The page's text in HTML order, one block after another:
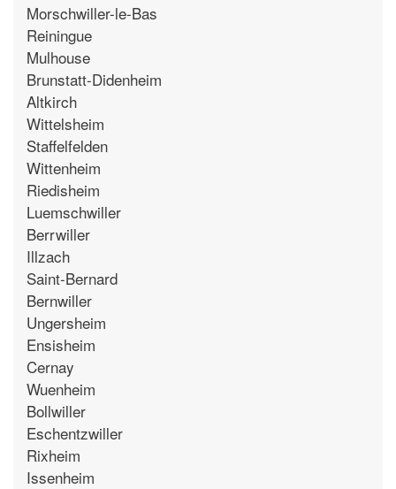
Morschwiller-le-Bas
Reiningue
Mulhouse
Brunstatt-Didenheim
Altkirch
Wittelsheim
Staffelfelden
Wittenheim
Riedisheim
Luemschwiller
Berrwiller
Illzach
Saint-Bernard
Bernwiller
Ungersheim
Ensisheim
Cernay
Wuenheim
Bollwiller
Eschentzwiller
Rixheim
Issenheim